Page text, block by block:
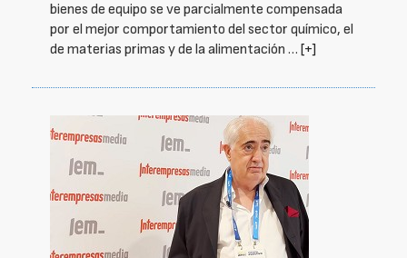
bienes de equipo se ve parcialmente compensada
por el mejor comportamiento del sector químico, el
de materias primas y de la alimentación … [+]